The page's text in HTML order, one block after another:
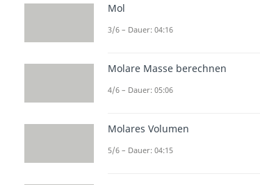
Mol
3/6 – Dauer: 04:16
Molare Masse berechnen
4/6 – Dauer: 05:06
Molares Volumen
5/6 – Dauer: 04:15